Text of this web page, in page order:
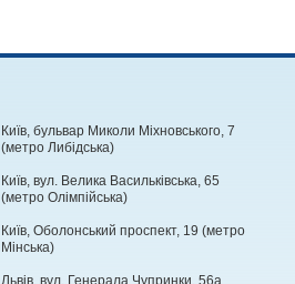
Київ, бульвар Миколи Міхновського, 7
(метро Либідська)
Київ, вул. Велика Васильківська, 65
(метро Олімпійська)
Київ, Оболонський проспект, 19 (метро
Мінська)
Львів, вул. Генерала Чупринки, 56а